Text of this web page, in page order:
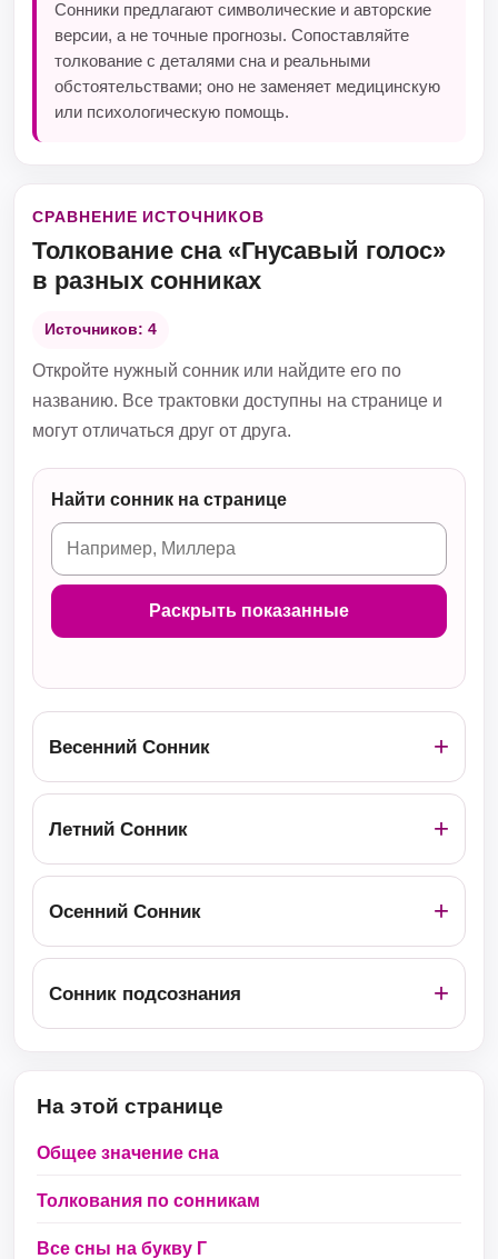
Сонники предлагают символические и авторские
версии, а не точные прогнозы. Сопоставляйте
толкование с деталями сна и реальными
обстоятельствами; оно не заменяет медицинскую
или психологическую помощь.
СРАВНЕНИЕ ИСТОЧНИКОВ
Толкование сна «Гнусавый голос»
в разных сонниках
Источников: 4
Откройте нужный сонник или найдите его по
названию. Все трактовки доступны на странице и
могут отличаться друг от друга.
Найти сонник на странице
Раскрыть показанные
Весенний Сонник
Летний Сонник
Осенний Сонник
Сонник подсознания
На этой странице
Общее значение сна
Толкования по сонникам
Все сны на букву Г